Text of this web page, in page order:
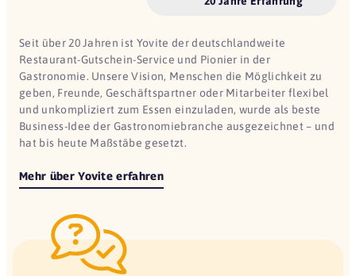
Zur Schloßwache
04509 Delitzsch
Hofgarten
53507 Dernau
L'Osteria
41540 Dormagen
L'Osteria
44137 Dortmund
Seit über 20 Jahren ist Yovite der deutschlandweite
Restaurant-Gutschein-Service und Pionier in der
Gastronomie. Unsere Vision, Menschen die Möglichkeit zu
geben, Freunde, Geschäftspartner oder Mitarbeiter flexibel
und unkompliziert zum Essen einzuladen, wurde als beste
Business-Idee der Gastronomiebranche ausgezeichnet – und
hat bis heute Maßstäbe gesetzt.
Mehr über Yovite erfahren